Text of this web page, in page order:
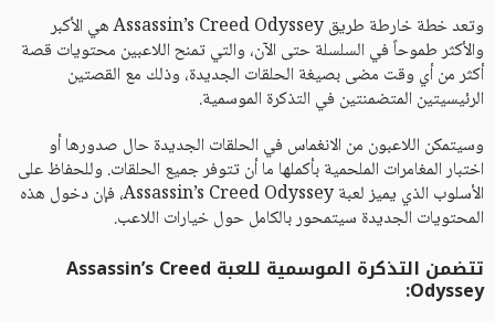
وتعد خطة خارطة طريق Assassin’s Creed Odyssey هي الأكبر
والأكثر طموحاً في السلسلة حتى الآن، والتي تمنح اللاعبين محتويات قصة
أكثر من أي وقت مضى بصيغة الحلقات الجديدة، وذلك مع القصتين
الرئيسيتين المتضمنتين في التذكرة الموسمية.
وسيتمكن اللاعبون من الانغماس في الحلقات الجديدة حال صدورها أو
اختبار المغامرات الملحمية بأكملها ما أن تتوفر جميع الحلقات. وللحفاظ على
الأسلوب الذي يميز لعبة Assassin’s Creed Odyssey، فإن دخول هذه
المحتويات الجديدة سيتمحور بالكامل حول خيارات اللاعب.
تتضمن التذكرة الموسمية للعبة Assassin’s Creed
Odyssey: